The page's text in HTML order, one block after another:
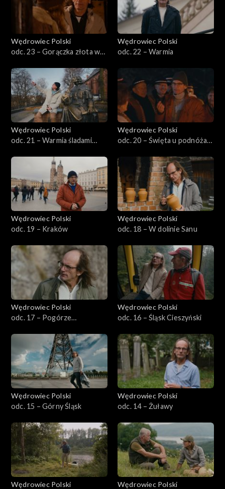
Wędrowiec Polski
odc. 23 – Gorączka złota w
Wędrowiec Polski
odc. 22 – Warmia
Wędrowiec Polski
odc. 21 – Warmia śladami
Wędrowiec Polski
odc. 20 – Święta u podnóża
Wędrowiec Polski
odc. 19 – Kraków
Wędrowiec Polski
odc. 18 – W dolinie Sanu
Wędrowiec Polski
odc. 17 – Pogórze
Wędrowiec Polski
odc. 16 – Śląsk Cieszyński
Wędrowiec Polski
odc. 15 – Górny Śląsk
Wędrowiec Polski
odc. 14 – Żuławy
Wędrowiec Polski
Wędrowiec Polski